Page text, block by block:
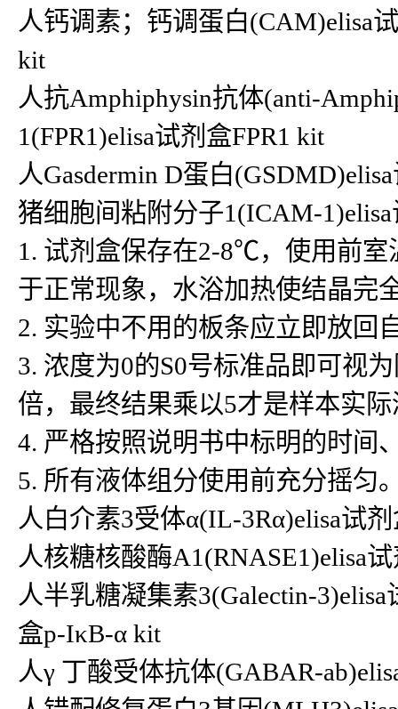
人钙调素；钙调蛋白(CAM)elisa
kit
人抗Amphiphysin抗体(anti-
1(FPR1)elisa试剂盒FPR1 kit
人Gasdermin D蛋白
猪细胞间粘附分子1(ICAM-
1. 试剂盒保存在2-8℃，使用前
于正常现象，水浴加热使结晶完
2. 实验中不用的板条应立即放回
3. 浓度为0的S0号标准品即可视
倍，最终结果乘以5才是样本实
4. 严格按照说明书中标明的时间
5. 所有液体组分使用前充分摇匀
人白介素3受体α(IL-3Rα)elisa试
人核糖核酸酶A1(RNASE1)elisa
人半乳糖凝集素3(Galectin-
盒p-IκB-α kit
人γ 丁酸受体抗体(GABAR-